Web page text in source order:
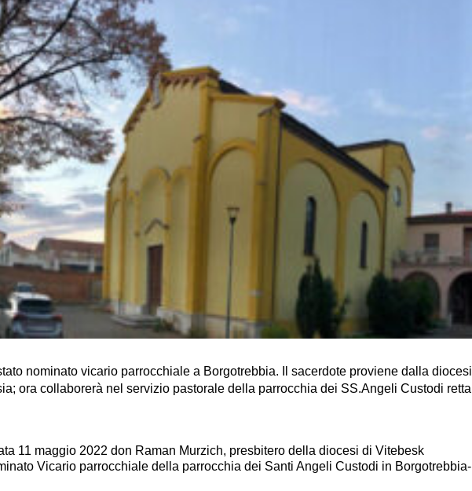
nominato vicario parrocchiale a Borgotrebbia. Il sacerdote proviene dalla diocesi
ora collaborerà nel servizio pastorale della parrocchia dei SS.Angeli Custodi retta
11 maggio 2022 don Raman Murzich, presbitero della diocesi di Vitebesk
Vicario parrocchiale della parrocchia dei Santi Angeli Custodi in Borgotrebbia-